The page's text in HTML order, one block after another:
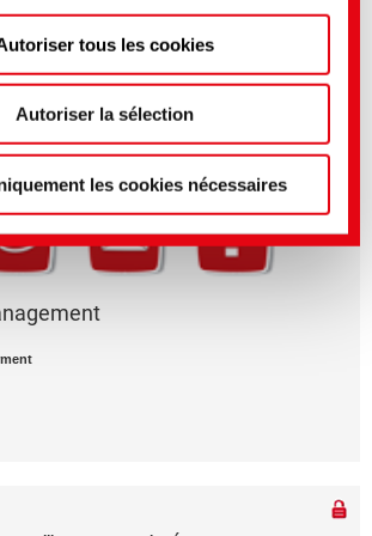
des réglages plus précis ici ou
de confidentialité.(Mentions
tous les cookies
Autoriser la sélection
les cookies nécessaires
caractíéristiques ou l'application du produit ?